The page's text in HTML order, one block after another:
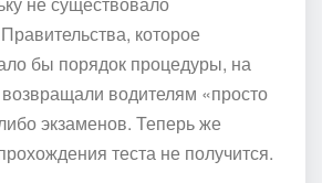
которое
бы порядок процедуры, на
водителям «просто
экзаменов. Теперь же
теста не получится.